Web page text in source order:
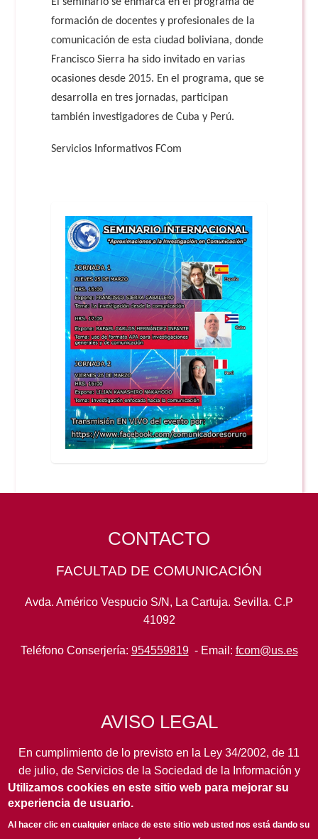
formación de docentes y profesionales de la
comunicación de esta ciudad boliviana, donde
Francisco Sierra ha sido invitado en varias
ocasiones desde 2015. En el programa, que se
desarrolla en tres jornadas, participan
también investigadores de Cuba y Perú.
Servicios Informativos FCom
CONTACTO
FACULTAD DE COMUNICACIÓN
Avda. Américo Vespucio S/N, La Cartuja. Sevilla. C.P
41092
Teléfono Conserjería: 954559819- Email: fcom@us.es
AVISO LEGAL
En cumplimiento de lo previsto en la Ley 34/2002, de 11
de julio, de Servicios de la Sociedad de la Información y
de Comercio Electrónico, así como en otras normas de
legal aplicación, se pone en conocimiento de los
usuarios de este portal de laUniversidad de Sevillalos
Utilizamos cookies en este sitio web para mejorar su
experiencia de usuario.
Al hacer clic en cualquier enlace de este sitio web usted nos está dando su